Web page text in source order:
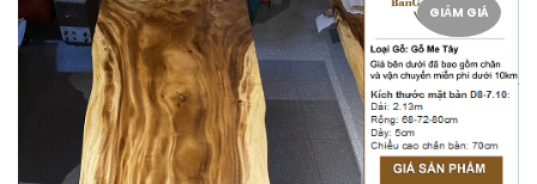
GIẢM GIÁ